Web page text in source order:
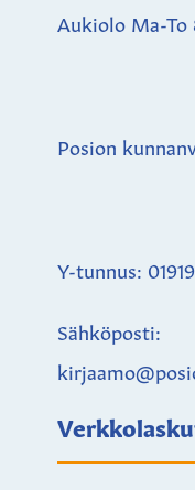
Aukiolo Ma-To
Posion
Y-tunnus:
Sähköposti: